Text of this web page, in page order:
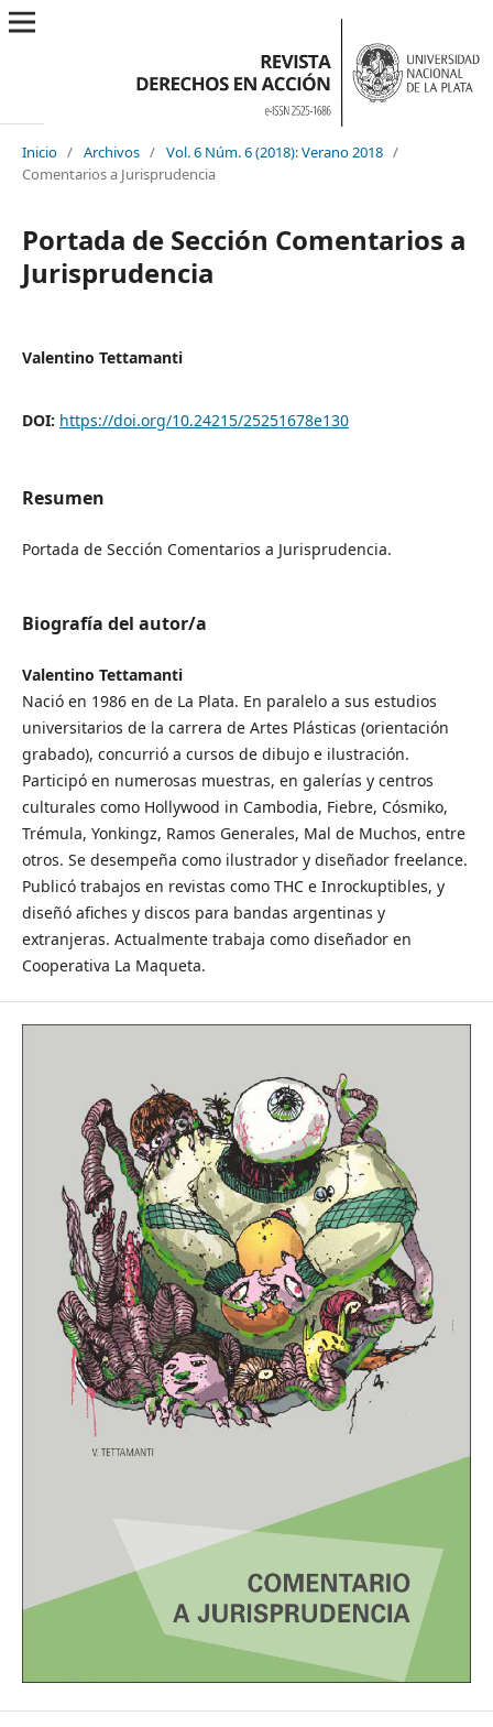
Inicio / Archivos / Vol. 6 Núm. 6 (2018): Verano 2018 /
Comentarios a Jurisprudencia
Portada de Sección Comentarios a
Jurisprudencia
Valentino Tettamanti
DOI: https://doi.org/10.24215/25251678e130
Resumen
Portada de Sección Comentarios a Jurisprudencia.
Biografía del autor/a
Valentino Tettamanti
Nació en 1986 en de La Plata. En paralelo a sus estudios
universitarios de la carrera de Artes Plásticas (orientación
grabado), concurrió a cursos de dibujo e ilustración.
Participó en numerosas muestras, en galerías y centros
culturales como Hollywood in Cambodia, Fiebre, Cósmiko,
Trémula, Yonkingz, Ramos Generales, Mal de Muchos, entre
otros. Se desempeña como ilustrador y diseñador freelance.
Publicó trabajos en revistas como THC e Inrockuptibles, y
diseñó afiches y discos para bandas argentinas y
extranjeras. Actualmente trabaja como diseñador en
Cooperativa La Maqueta.